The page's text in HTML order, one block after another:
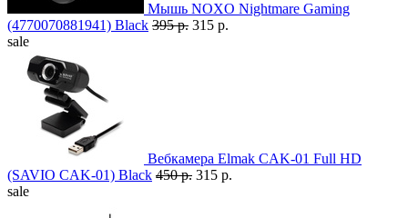
Мышь NOXO Nightmare Gaming
(4770070881941) Black 395 р. 315 р.
sale
Вебкамера Elmak CAK-01 Full HD
(SAVIO CAK-01) Black 450 р. 315 р.
sale